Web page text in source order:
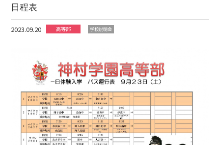
日程表
2023.09.20 高等部 学校説明会